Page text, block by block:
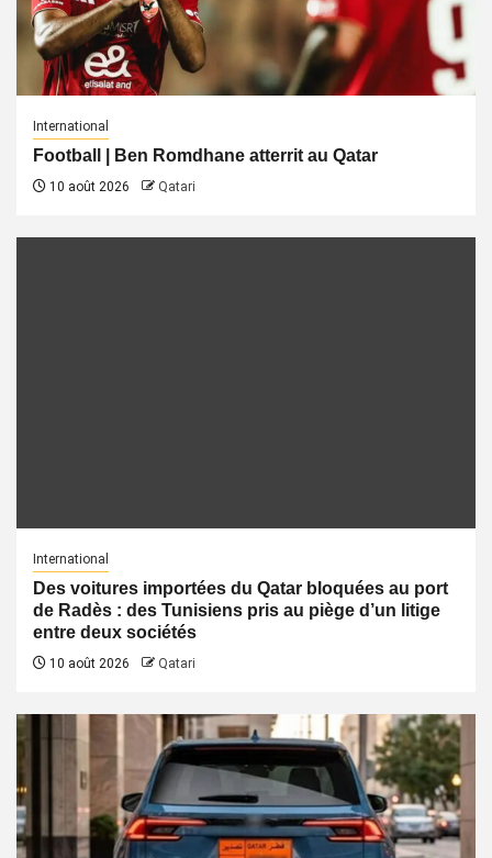
International
Football | Ben Romdhane atterrit au Qatar
10 août 2026 Qatari
International
Des voitures importées du Qatar bloquées au port
de Radès : des Tunisiens pris au piège d’un litige
entre deux sociétés
10 août 2026 Qatari